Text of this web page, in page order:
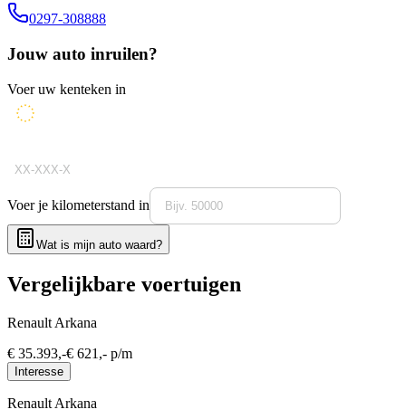
0297-308888
Jouw auto inruilen?
Voer uw kenteken in
Voer je kilometerstand in
Wat is mijn auto waard?
Vergelijkbare voertuigen
Renault Arkana
€ 35.393,-€ 621 ,- p/m
Interesse
Renault Arkana